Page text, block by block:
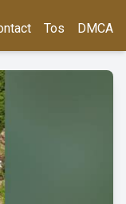
Tos DMCA